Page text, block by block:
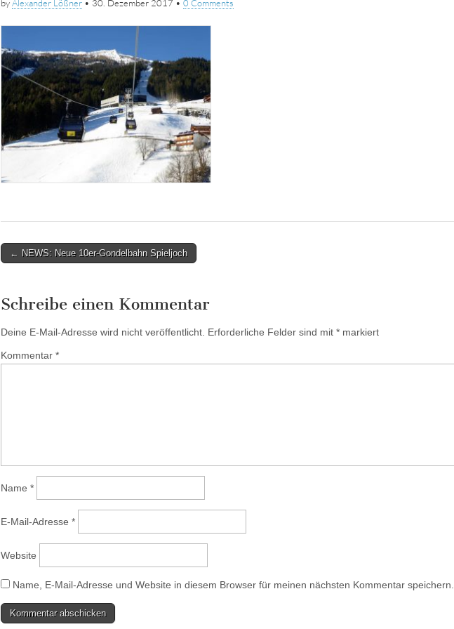
byAlexander Lößner• 30. Dezember 2017 • 0 Comments
Post
← NEWS: Neue 10er-Gondelbahn Spieljoch
Schreibe einen Kommentar
Deine E-Mail-Adresse wird nicht veröffentlicht. Erforderliche Felder sind mit *markiert
Kommentar *
Name *
E-Mail-Adresse *
Website
Name, E-Mail-Adresse und Website in diesem Browser für meinen nächsten Kommentar speichern.